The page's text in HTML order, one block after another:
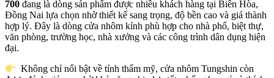
700 đang là dòng sản phẩm được nhiều khách hàng tại Biên Hòa,
Đồng Nai lựa chọn nhờ thiết kế sang trọng, độ bền cao và giá thành
hợp lý. Đây là dòng cửa nhôm kính phù hợp cho nhà phố, biệt thự,
văn phòng, trường học, nhà xưởng và các công trình dân dụng hiện
đại.
Không chỉ nổi bật về tính thẩm mỹ, cửa nhôm Tungshin còn